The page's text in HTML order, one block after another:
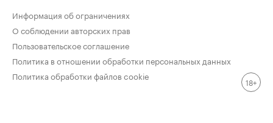
Информация об ограничениях
О соблюдении авторских прав
Пользовательское соглашение
Политика в отношении обработки персональных данных
Политика обработки файлов cookie
18+